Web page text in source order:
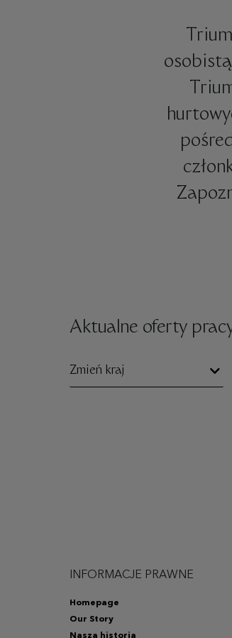
Aktualne oferty
Zmień kraj
INFORMACJE PRAWNE
Homepage
Our Story
Nasza historia